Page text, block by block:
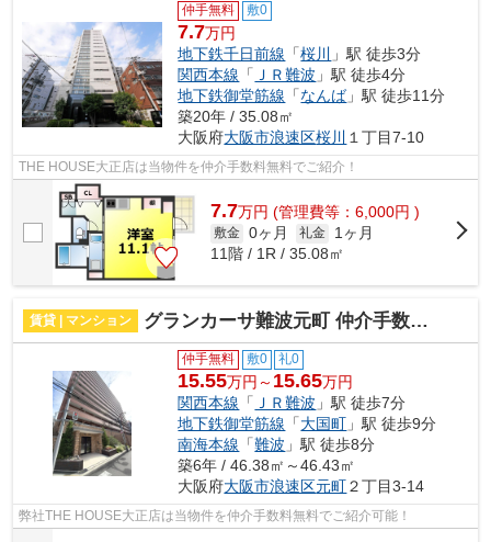
仲手無料 敷0
7.7万円
地下鉄千日前線 「桜川
」駅 徒歩3分
関西本線 「 ＪＲ難波 」駅 徒歩4分
地下鉄御堂筋線 「なんば」駅 徒歩11分
築20年 / 35.08㎡
大阪府大阪市浪速区桜川 １丁目7-10
THE HOUSE大正店は当物件を仲介手数料無料でご紹介！
7.7万円 (管理費等：6,000円 )
敷金 0ヶ月 礼金
1ヶ月
11階 / 1R / 35.08㎡
賃貸 | マンション グランカーサ難波元町 仲介手数料無料
仲手無料 敷0 礼0
15.55万円～ 15.65万円
関西本線 「 ＪＲ難波 」駅 徒歩7分
地下鉄御堂筋線 「大国町 」駅 徒歩9分
南海本線 「難波 」駅 徒歩8分
築6年 / 46.38㎡～46.43㎡
大阪府大阪市浪速区元町２丁目3-14
弊社THE HOUSE大正店は当物件を仲介手数料無料でご紹介可能！